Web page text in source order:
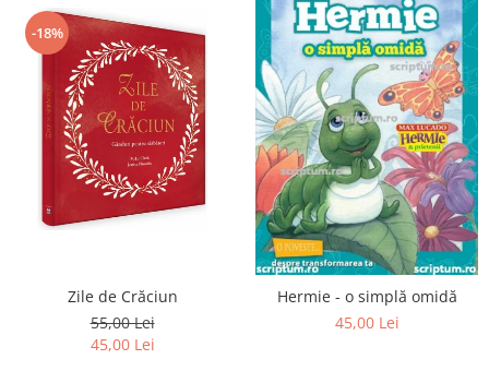
-18%
Zile de Crăciun
55,00 Lei
45,00 Lei
Hermie - o simplă omidă
45,00 Lei